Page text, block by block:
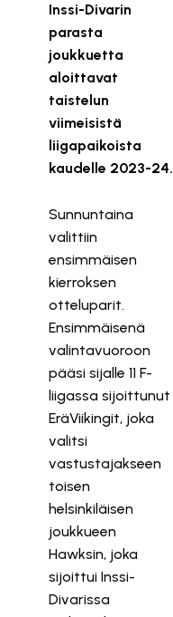
Inssi-Divarin
parasta
joukkuetta
aloittavat
taistelun
viimeisistä
liigapaikoista
kaudelle 2023-24.
Sunnuntaina
valittiin
ensimmäisen
kierroksen
otteluparit.
Ensimmäisenä
valintavuoroon
pääsi sijalle 11 F-
liigassa sijoittunut
EräViikingit, joka
valitsi
vastustajakseen
toisen
helsinkiläisen
joukkueen
Hawksin, joka
sijoittui Inssi-
Divarissa